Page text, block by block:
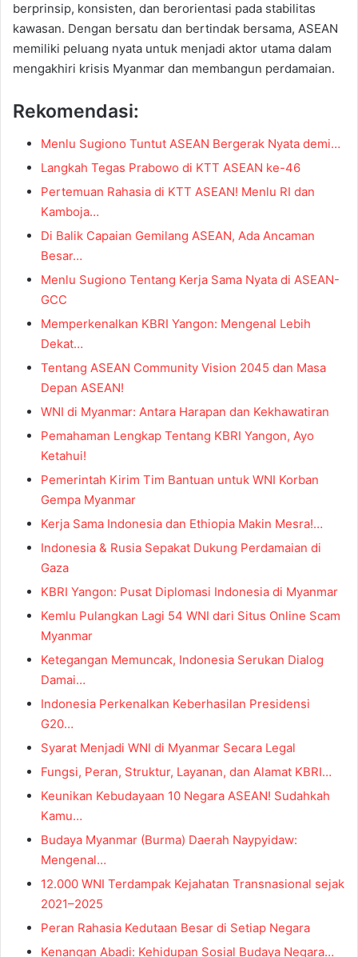
berprinsip, konsisten, dan berorientasi pada stabilitas
kawasan. Dengan bersatu dan bertindak bersama, ASEAN
memiliki peluang nyata untuk menjadi aktor utama dalam
mengakhiri krisis Myanmar dan membangun perdamaian.
Rekomendasi:
Menlu Sugiono Tuntut ASEAN Bergerak Nyata demi…
Langkah Tegas Prabowo di KTT ASEAN ke-46
Pertemuan Rahasia di KTT ASEAN! Menlu RI dan
Kamboja…
Di Balik Capaian Gemilang ASEAN, Ada Ancaman
Besar…
Menlu Sugiono Tentang Kerja Sama Nyata di ASEAN-
GCC
Memperkenalkan KBRI Yangon: Mengenal Lebih
Dekat…
Tentang ASEAN Community Vision 2045 dan Masa
Depan ASEAN!
WNI di Myanmar: Antara Harapan dan Kekhawatiran
Pemahaman Lengkap Tentang KBRI Yangon, Ayo
Ketahui!
Pemerintah Kirim Tim Bantuan untuk WNI Korban
Gempa Myanmar
Kerja Sama Indonesia dan Ethiopia Makin Mesra!…
Indonesia & Rusia Sepakat Dukung Perdamaian di
Gaza
KBRI Yangon: Pusat Diplomasi Indonesia di Myanmar
Kemlu Pulangkan Lagi 54 WNI dari Situs Online Scam
Myanmar
Ketegangan Memuncak, Indonesia Serukan Dialog
Damai…
Indonesia Perkenalkan Keberhasilan Presidensi
G20…
Syarat Menjadi WNI di Myanmar Secara Legal
Fungsi, Peran, Struktur, Layanan, dan Alamat KBRI…
Keunikan Kebudayaan 10 Negara ASEAN! Sudahkah
Kamu…
Budaya Myanmar (Burma) Daerah Naypyidaw:
Mengenal…
12.000 WNI Terdampak Kejahatan Transnasional sejak
2021–2025
Peran Rahasia Kedutaan Besar di Setiap Negara
Kenangan Abadi: Kehidupan Sosial Budaya Negara…